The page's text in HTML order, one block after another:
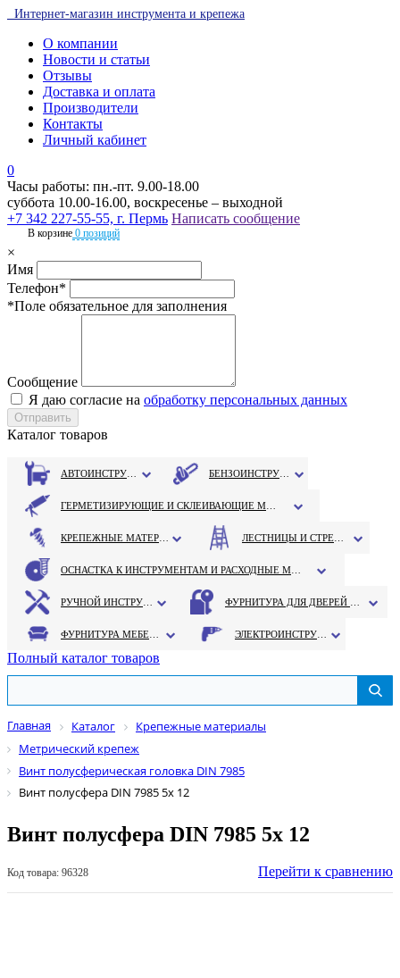
Интернет-магазин инструмента и крепежа
О компании
Новости и статьи
Отзывы
Доставка и оплата
Производители
Контакты
Личный кабинет
0
Часы работы: пн.-пт. 9.00-18.00
суббота 10.00-16.00, воскресенье – выходной
+7 342 227-55-55, г. Пермь Написать сообщение
В корзине 0 позиций
×
Имя
Телефон*
*Поле обязательное для заполнения
Сообщение
Я даю согласие на обработку персональных данных
Каталог товаров
Полный каталог товаров
Главная Каталог
Крепежные материалы
Метрический крепеж
Винт полусферическая головка DIN 7985
Винт полусфера DIN 7985 5х 12
Винт полусфера DIN 7985 5х 12
Код товара: 96328 Перейти к сравнению